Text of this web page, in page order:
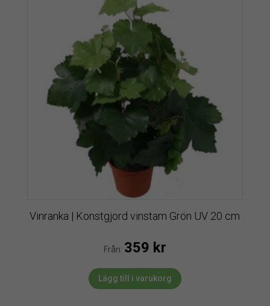
Vinranka | Konstgjord vinstam Grön UV 20 cm
Från: 359 kr
Lägg till i varukorg